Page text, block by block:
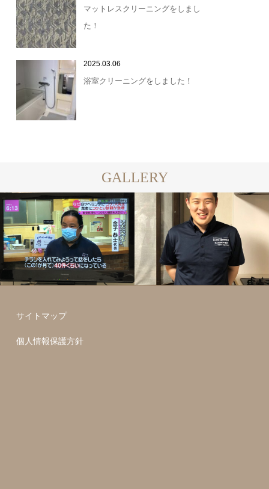
マットレスクリーニングをしまし
た！
2025.03.06
浴室クリーニングをしました！
GALLERY
サイトマップ
個人情報保護方針